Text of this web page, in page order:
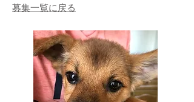
募集一覧に戻る